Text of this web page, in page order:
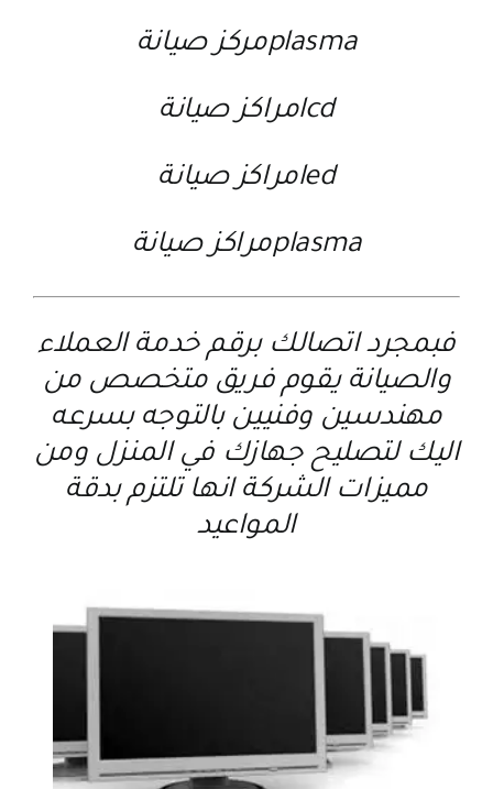
plasmaمركز صيانة
lcdمراكز صيانة
ledمراكز صيانة
plasmaمراكز صيانة
فبمجرد اتصالك برقم خدمة العملاء
والصيانة يقوم فريق متخصص من
مهندسين وفنيين بالتوجه بسرعه
اليك لتصليح جهازك في المنزل ومن
مميزات الشركة انها تلتزم بدقة
المواعيد